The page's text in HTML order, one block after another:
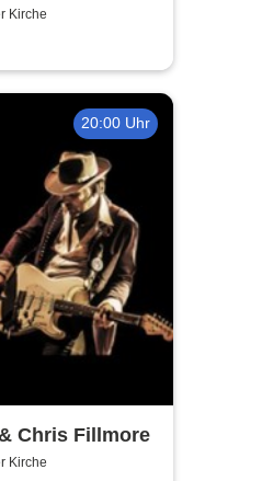
Support
Kirche
20:00 Uhr
Chris Fillmore
Kirche